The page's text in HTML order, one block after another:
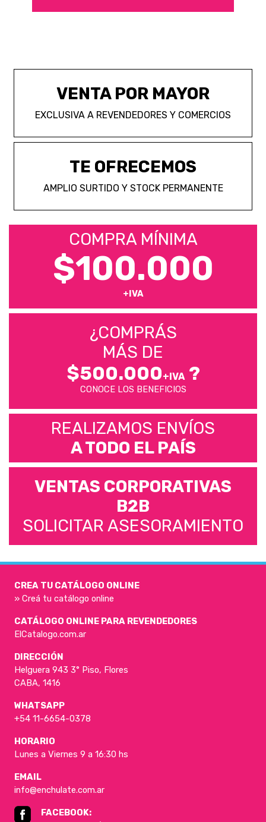
VENTA POR MAYOR
EXCLUSIVA A REVENDEDORES Y COMERCIOS
TE OFRECEMOS
AMPLIO SURTIDO Y STOCK PERMANENTE
COMPRA MÍNIMA
$100.000
+IVA
¿COMPRÁS
MÁS DE
$500.000+IVA?
CONOCE LOS BENEFICIOS
REALIZAMOS ENVÍOS
A TODO EL PAÍS
VENTAS CORPORATIVAS
B2B
SOLICITAR ASESORAMIENTO
CREA TU CATÁLOGO ONLINE
» Creá tu catálogo online
CATÁLOGO ONLINE PARA REVENDEDORES
ElCatalogo.com.ar
DIRECCIÓN
Helguera 943 3° Piso, Flores
CABA, 1416
WHATSAPP
+54 11-6654-0378
HORARIO
Lunes a Viernes 9 a 16:30 hs
EMAIL
info@enchulate.com.ar
FACEBOOK: